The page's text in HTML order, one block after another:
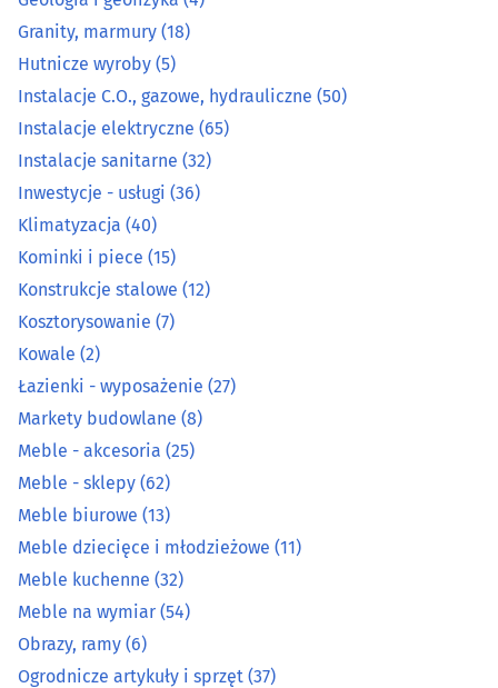
Hutnicze wyroby(5)
Instalacje C.O., gazowe, hydrauliczne (50)
Instalacje elektryczne(65)
Instalacje sanitarne
Inwestycje - usługi (36)
Klimatyzacja(40)
Kominki i piece(15)
Konstrukcje stalowe(12)
Kosztorysowanie
Kowale(2)
Łazienki - wyposażenie
Markety budowlane(8)
Granity, marmury (18)
Hutnicze wyroby (5)
Instalacje C.O., gazowe, hydrauliczne (50)
Instalacje elektryczne (65)
Instalacje sanitarne (32)
Inwestycje - usługi (36)
Klimatyzacja (40)
Kominki i piece (15)
Konstrukcje stalowe (12)
Kosztorysowanie (7)
Kowale (2)
Łazienki - wyposażenie (27)
Markety budowlane (8)
Meble - akcesoria (25)
Meble - sklepy (62)
Meble biurowe (13)
Meble dziecięce i młodzieżowe (11)
Meble kuchenne (32)
Meble na wymiar (54)
Obrazy, ramy (6)
Ogrodnicze artykuły i sprzęt (37)